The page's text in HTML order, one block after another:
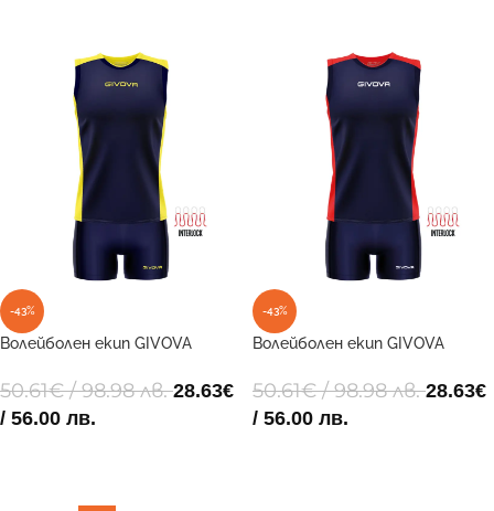
-43%
Волейболен екип GIVOVA
50.61€/ 98.98 лв.28.63€
/ 56.00 лв.
-43%
Волейболен екип GIVOVA
50.61€/ 98.98 лв.28.63€
/ 56.00 лв.